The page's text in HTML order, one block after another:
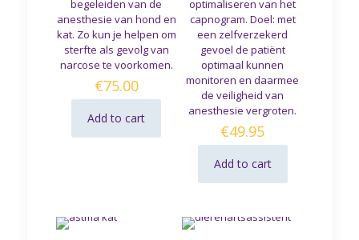
begeleiden van de
anesthesie van hond en
kat. Zo kun je helpen om
sterfte als gevolg van
narcose te voorkomen.
€75.00
Add to cart
optimaliseren van het
capnogram. Doel: met
een zelfverzekerd
gevoel de patiënt
optimaal kunnen
monitoren en daarmee
de veiligheid van
anesthesie vergroten.
€49.95
Add to cart